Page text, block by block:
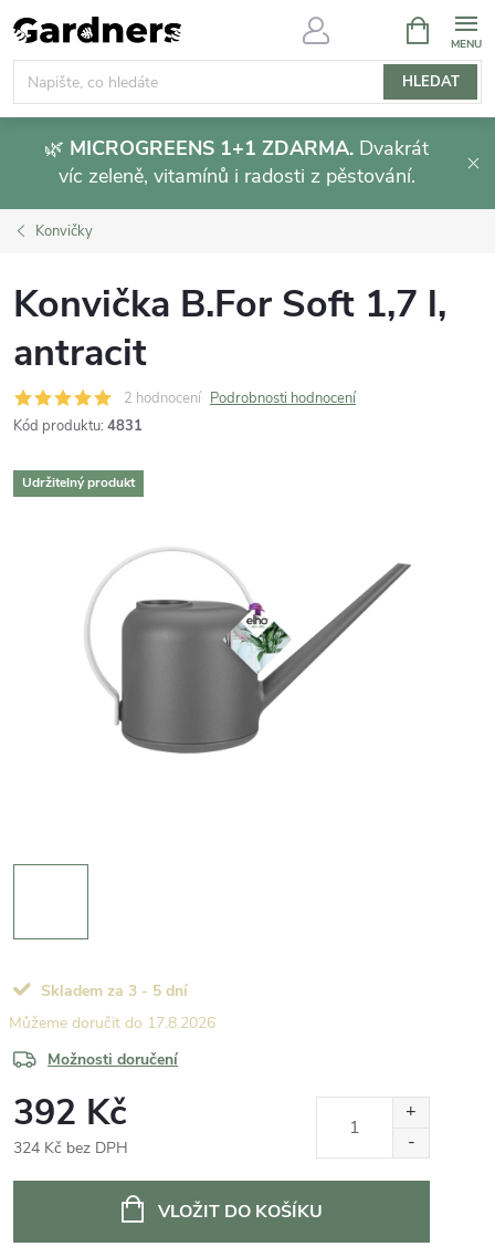
Přejít
na
obsah
HLEDAT
NÁKUPNÍ
KOŠÍK
🌿 MICROGREENS 1+1 ZDARMA. Dvakrát
víc zeleně, vitamínů i radosti z pěstování.
Konvičky
Konvička B.For Soft 1,7 l,
antracit
2 hodnocení Podrobnosti hodnocení
Kód produktu: 4831
Udržitelný produkt
Skladem za 3 - 5 dní
17.8.2026
Možnosti doručení
392 Kč
324 Kč bez DPH
VLOŽIT DO KOŠÍKU